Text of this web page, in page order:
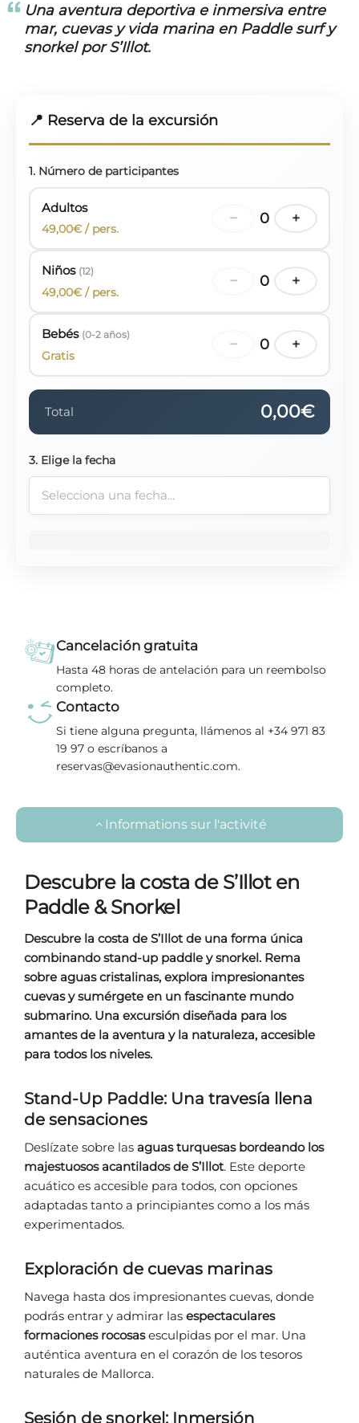
Una aventura deportiva e inmersivaentre
mar, cuevas y vida marina en Paddle surf y
snorkel por S’Illot.
📍 Reserva de la excursión
1. Número de participantes
Adultos
49,00€ / pers.
− 0 +
Niños (12)
49,00€ / pers.
− 0 +
Bebés (0-2 años)
Gratis
− 0 +
Total 0,00€
3. Elige la fecha
Cancelación gratuita
Hasta 48 horas de antelación para un reembolso
completo.
Contacto
Si tiene alguna pregunta, llámenos al +34 971 83
19 97 o escríbanos a
reservas@evasionauthentic.com.
Informations sur l'activité
Descubre la costa de S’Illot en
Paddle & Snorkel
Descubre la costa de S’Illot de una forma única
combinando stand-up paddle y snorkel. Rema
sobre aguas cristalinas, explora impresionantes
cuevas y sumérgete en un fascinante mundo
submarino. Una excursión diseñada para los
amantes de la aventura y la naturaleza, accesible
para todos los niveles.
Stand-Up Paddle: Una travesía llena
de sensaciones
Deslízate sobre las aguas turquesas bordeando los
majestuosos acantilados de S’Illot. Este deporte
acuático es accesible para todos, con opciones
adaptadas tanto a principiantes como a los más
experimentados.
Exploración de cuevas marinas
Navega hasta dos impresionantes cuevas, donde
podrás entrar y admirar las espectaculares
formaciones rocosasesculpidas por el mar. Una
auténtica aventura en el corazón de los tesoros
naturales de Mallorca.
Sesión de snorkel: Inmersión